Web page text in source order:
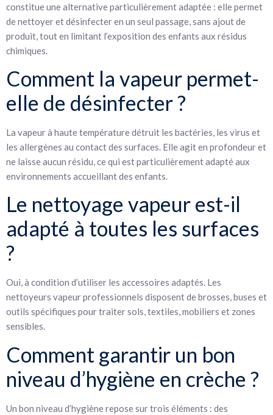
constitue une alternative particulièrement adaptée : elle permet
de nettoyer et désinfecter en un seul passage, sans ajout de
produit, tout en limitant l’exposition des enfants aux résidus
chimiques.
Comment la vapeur permet-
elle de désinfecter ?
La vapeur à haute température détruit les bactéries, les virus et
les allergènes au contact des surfaces. Elle agit en profondeur et
ne laisse aucun résidu, ce qui est particulièrement adapté aux
environnements accueillant des enfants.
Le nettoyage vapeur est-il
adapté à toutes les surfaces
?
Oui, à condition d’utiliser les accessoires adaptés. Les
nettoyeurs vapeur professionnels disposent de brosses, buses et
outils spécifiques pour traiter sols, textiles, mobiliers et zones
sensibles.
Comment garantir un bon
niveau d’hygiène en crèche ?
Un bon niveau d’hygiène repose sur trois éléments : des